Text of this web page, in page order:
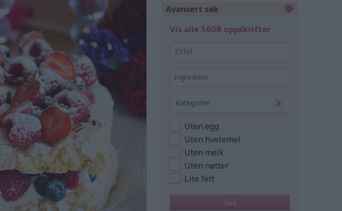
Avansert søk
Vis alle 5608 oppskrifter
Kategorier
Uten egg
Uten hvetemel
Uten melk
Uten nøtter
Lite fett